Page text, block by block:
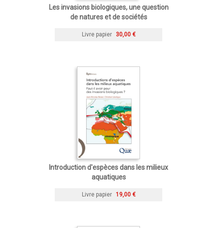
Les invasions biologiques, une question
de natures et de sociétés
Livre papier 30,00 €
Introduction d'espèces dans les milieux
aquatiques
Livre papier 19,00 €